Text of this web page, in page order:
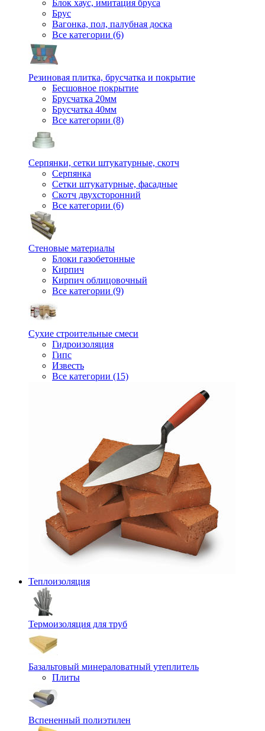
Блок хаус, имитация бруса
Брус
Вагонка, пол, палубная доска
Все категории (6)
Резиновая плитка, брусчатка и покрытие
Бесшовное покрытие
Брусчатка 20мм
Брусчатка 40мм
Все категории (8)
Серпянки, сетки штукатурные, скотч
Серпянка
Сетки штукатурные, фасадные
Скотч двухсторонний
Все категории (6)
Стеновые материалы
Блоки газобетонные
Кирпич
Кирпич облицовочный
Все категории (9)
Сухие строительные смеси
Гидроизоляция
Гипс
Известь
Все категории (15)
Теплоизоляция
Термоизоляция для труб
Базальтовый минераловатный утеплитель
Плиты
Вспененный полиэтилен